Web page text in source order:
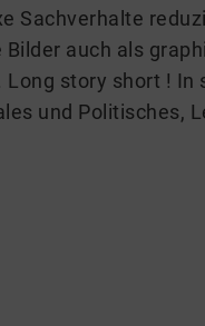
Sachverhalte
auch als
story short !
und Politisches,